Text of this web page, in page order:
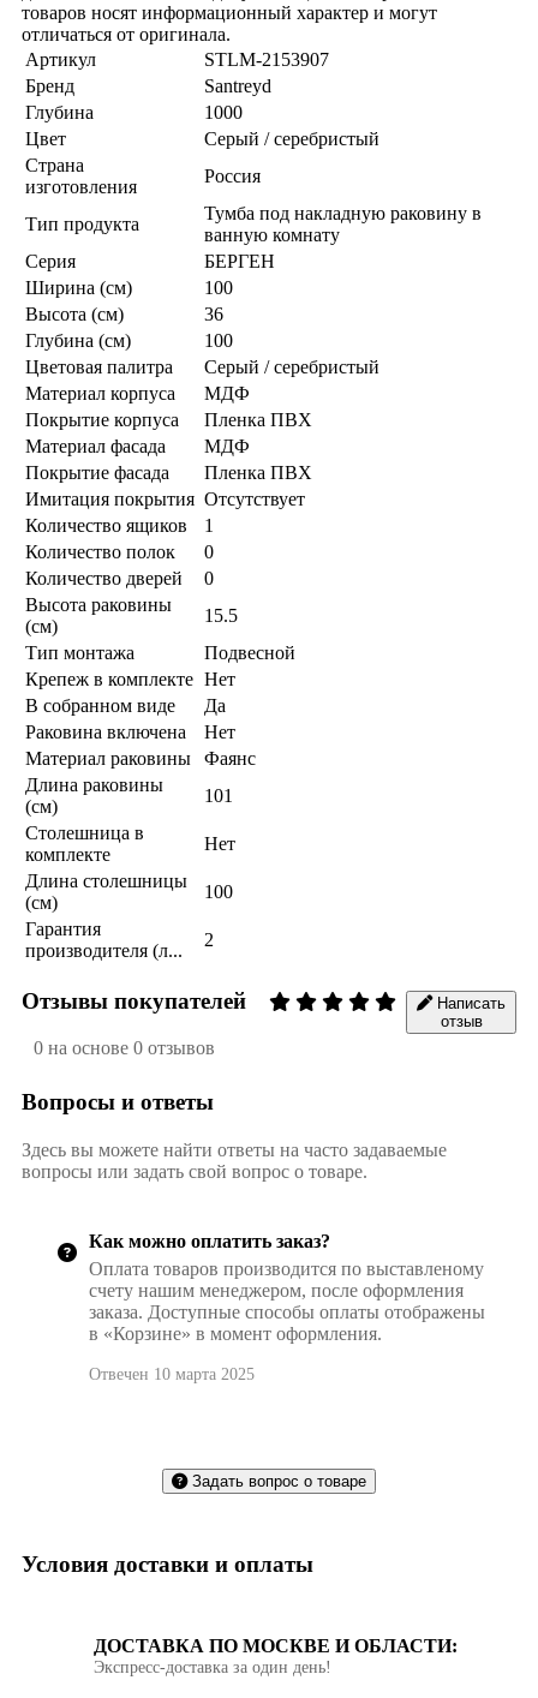
товаров носят информационный характер и могут
отличаться от оригинала.
Артикул
STLM-2153907
Бренд
Santreyd
Глубина
1000
Цвет
Серый / серебристый
Страна
изготовления
Россия
Тип продукта
Тумба под накладную раковину в
ванную комнату
Серия
БЕРГЕН
Ширина (см)
100
Высота (см)
36
Глубина (см)
100
Цветовая палитра
Серый / серебристый
Материал корпуса
МДФ
Покрытие корпуса
Пленка ПВХ
Материал фасада
МДФ
Покрытие фасада
Пленка ПВХ
Имитация покрытия Отсутствует
Количество ящиков
1
Количество полок
0
Количество дверей
0
Высота раковины
(см)
15.5
Тип монтажа
Подвесной
Крепеж в комплекте Нет
В собранном виде
Да
Раковина включена
Нет
Материал раковины
Фаянс
Длина раковины
(см)
101
Столешница в
комплекте
Нет
Длина столешницы
(см)
100
Гарантия
производителя (л...
2
Отзывы покупателей
0 на основе 0 отзывов
Написать
отзыв
Вопросы и ответы
Здесь вы можете найти ответы на часто задаваемые
вопросы или задать свой вопрос о товаре.
Как можно оплатить заказ?
Оплата товаров производится по выставленому
счету нашим менеджером, после оформления
заказа. Доступные способы оплаты отображены
в «Корзине» в момент оформления.
Отвечен 10 марта 2025
Задать вопрос о товаре
Условия доставки и оплаты
ДОСТАВКА ПО МОСКВЕ И ОБЛАСТИ:
Экспресс‑доставка за один день!